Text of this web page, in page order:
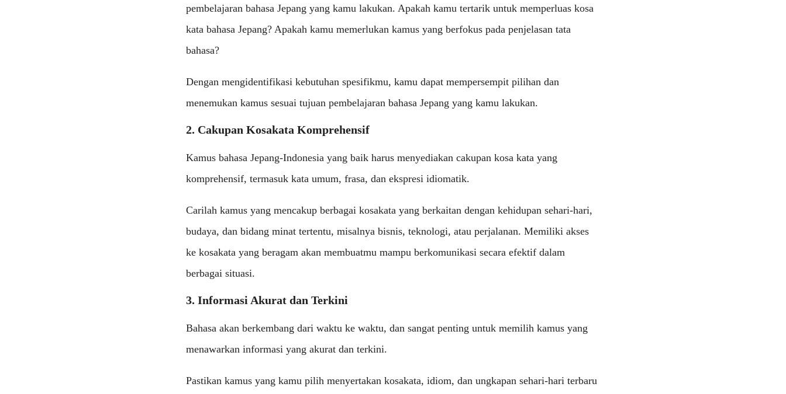
pembelajaran bahasa Jepang yang kamu lakukan. Apakah kamu tertarik untuk memperluas kosa
kata bahasa Jepang? Apakah kamu memerlukan kamus yang berfokus pada penjelasan tata
bahasa?
Dengan mengidentifikasi kebutuhan spesifikmu, kamu dapat mempersempit pilihan dan
menemukan kamus sesuai tujuan pembelajaran bahasa Jepang yang kamu lakukan.
2. Cakupan Kosakata Komprehensif
Kamus bahasa Jepang-Indonesia yang baik harus menyediakan cakupan kosa kata yang
komprehensif, termasuk kata umum, frasa, dan ekspresi idiomatik.
Carilah kamus yang mencakup berbagai kosakata yang berkaitan dengan kehidupan sehari-hari,
budaya, dan bidang minat tertentu, misalnya bisnis, teknologi, atau perjalanan. Memiliki akses
ke kosakata yang beragam akan membuatmu mampu berkomunikasi secara efektif dalam
berbagai situasi.
3. Informasi Akurat dan Terkini
Bahasa akan berkembang dari waktu ke waktu, dan sangat penting untuk memilih kamus yang
menawarkan informasi yang akurat dan terkini.
Pastikan kamus yang kamu pilih menyertakan kosakata, idiom, dan ungkapan sehari-hari terbaru